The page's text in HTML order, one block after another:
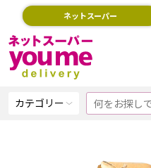
ネットスーパー
カテゴリー